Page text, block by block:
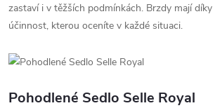
zastaví i v těžších podmínkách. Brzdy mají
účinnost, kterou oceníte v každé situaci.
Pohodlené Sedlo Selle Royal